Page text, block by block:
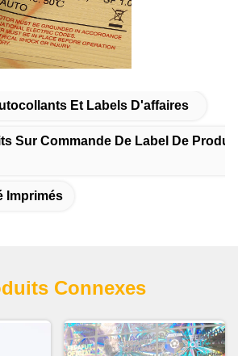
Et Labels D'affaires
Sur Commande De Label De Produit
Imprimés
Connexes